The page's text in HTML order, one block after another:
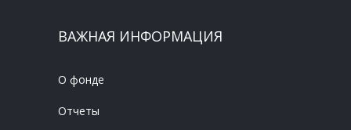
ВАЖНАЯ ИНФОРМАЦИЯ
О фонде
Отчеты